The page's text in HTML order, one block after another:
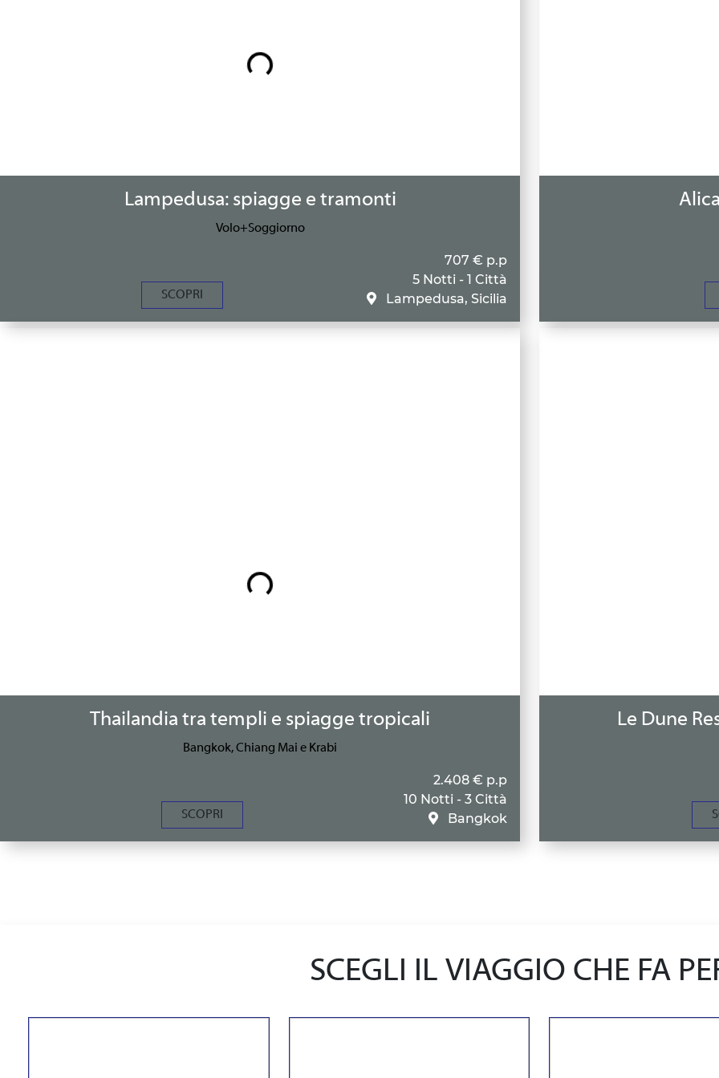
Lampedusa: spiagge e tramonti
Volo+Soggiorno
SCOPRI
707 € p.p
5 Notti - 1 Città
Lampedusa, Sicilia
Thailandia tra templi e spiagge tropicali
Bangkok, Chiang Mai e Krabi
SCOPRI
2.408 € p.p
10 Notti - 3 Città
Bangkok
Le Dune
SCEGLI IL VIAGGIO CHE FA